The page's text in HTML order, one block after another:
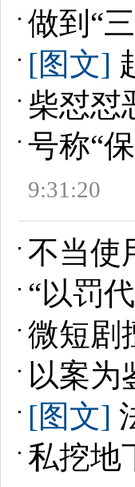
做到“
[图文]
柴怼怼
号称“
9:31:20
不当使
“以罚
微短剧
以案为
[图文]
私挖地